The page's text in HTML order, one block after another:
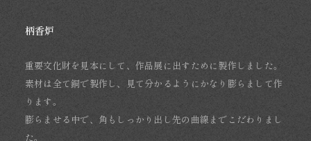
柄香炉
重要文化財を見本にして、作品展に出すために製作しました。
素材は全て銅で製作し、見て分かるようにかなり膨らまして作
ります。
膨らませる中で、角もしっかり出し先の曲線までこだわりまし
た。